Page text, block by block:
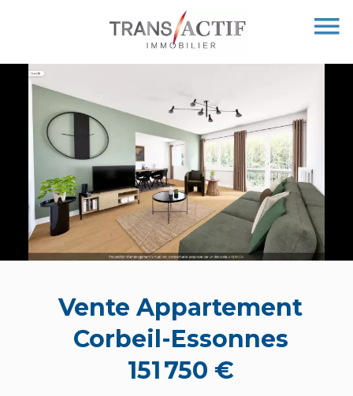
Vente Appartement
Corbeil-Essonnes
151 750 €